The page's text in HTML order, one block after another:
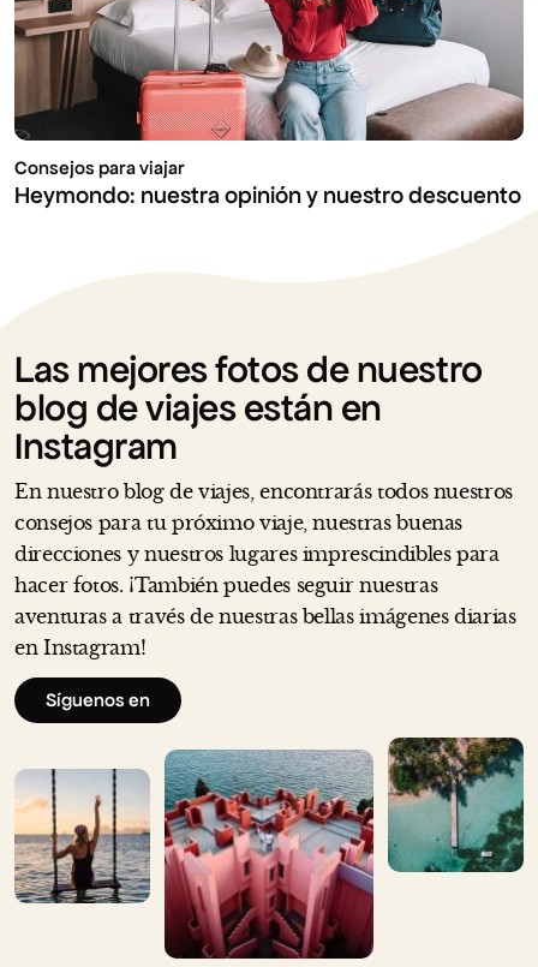
Consejos para viajar
Heymondo: nuestra opinión y nuestro descuento
Las mejores fotos de nuestro
blog de viajes están en
Instagram
En nuestro blog de viajes, encontrarás todos nuestros
consejos para tu próximo viaje, nuestras buenas
direcciones y nuestros lugares imprescindibles para
hacer fotos. ¡También puedes seguir nuestras
aventuras a través de nuestras bellas imágenes diarias
en Instagram!
Síguenos en